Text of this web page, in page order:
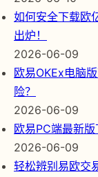
如何安全下载欧
出炉！
2026-06-09
欧易OKEx电脑
险？
2026-06-09
欧易PC端最新
2026-06-09
轻松辨别易欧交